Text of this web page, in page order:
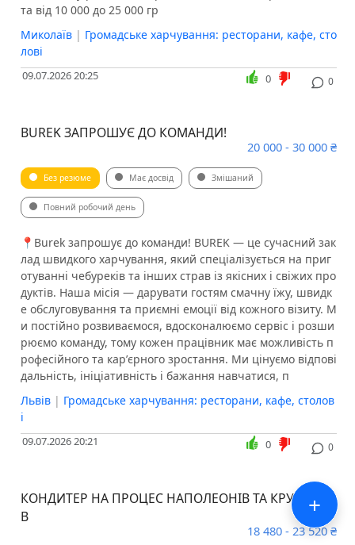
та від 10 000 до 25 000 гр
Миколаїв | Громадське харчування: ресторани, кафе, сто
лові
09.07.2026 20:25 0
0
BUREK ЗАПРОШУЄ ДО КОМАНДИ!
20 000 - 30 000 ₴
Без резюме Має досвід Змішаний
Повний робочий день
​​📍Burek запрошує до команди! BUREK — це сучасний зак
лад швидкого харчування, який спеціалізується на приг
отуванні чебуреків та інших страв із якісних і свіжих про
дуктів. Наша місія — дарувати гостям смачну їжу, швидк
е обслуговування та приємні емоції від кожного візиту. М
и постійно розвиваємося, вдосконалюємо сервіс і розши
рюємо команду, тому кожен працівник має можливість п
рофесійного та карʼєрного зростання. Ми цінуємо відпові
дальність, ініціативність і бажання навчатися, п
Львів | Громадське харчування: ресторани, кафе, столов
і
09.07.2026 20:21 0
0
КОНДИТЕР НА ПРОЦЕС НАПОЛЕОНІВ ТА КРУАСАНІ
В
18 480 - 23 520 ₴
+